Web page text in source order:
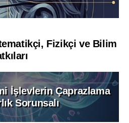
Fizikçi ve Bilim
İşlevlerin Çaprazlama
Sorunsalı